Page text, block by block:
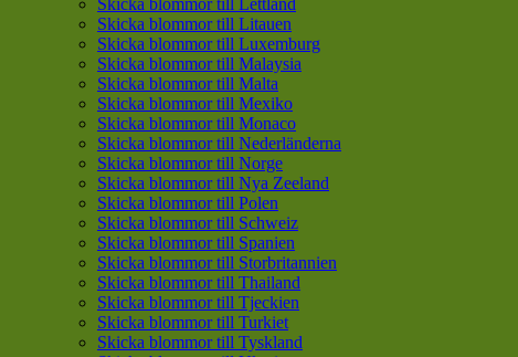
Skicka blommor till Lettland
Skicka blommor till Litauen
Skicka blommor till Luxemburg
Skicka blommor till Malaysia
Skicka blommor till Malta
Skicka blommor till Mexiko
Skicka blommor till Monaco
Skicka blommor till Nederländerna
Skicka blommor till Norge
Skicka blommor till Nya Zeeland
Skicka blommor till Polen
Skicka blommor till Schweiz
Skicka blommor till Spanien
Skicka blommor till Storbritannien
Skicka blommor till Thailand
Skicka blommor till Tjeckien
Skicka blommor till Turkiet
Skicka blommor till Tyskland